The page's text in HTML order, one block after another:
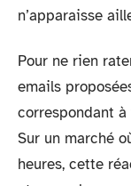
n’apparaisse
Pour ne rien
emails
correspondant à
Sur un marché
heures, cette